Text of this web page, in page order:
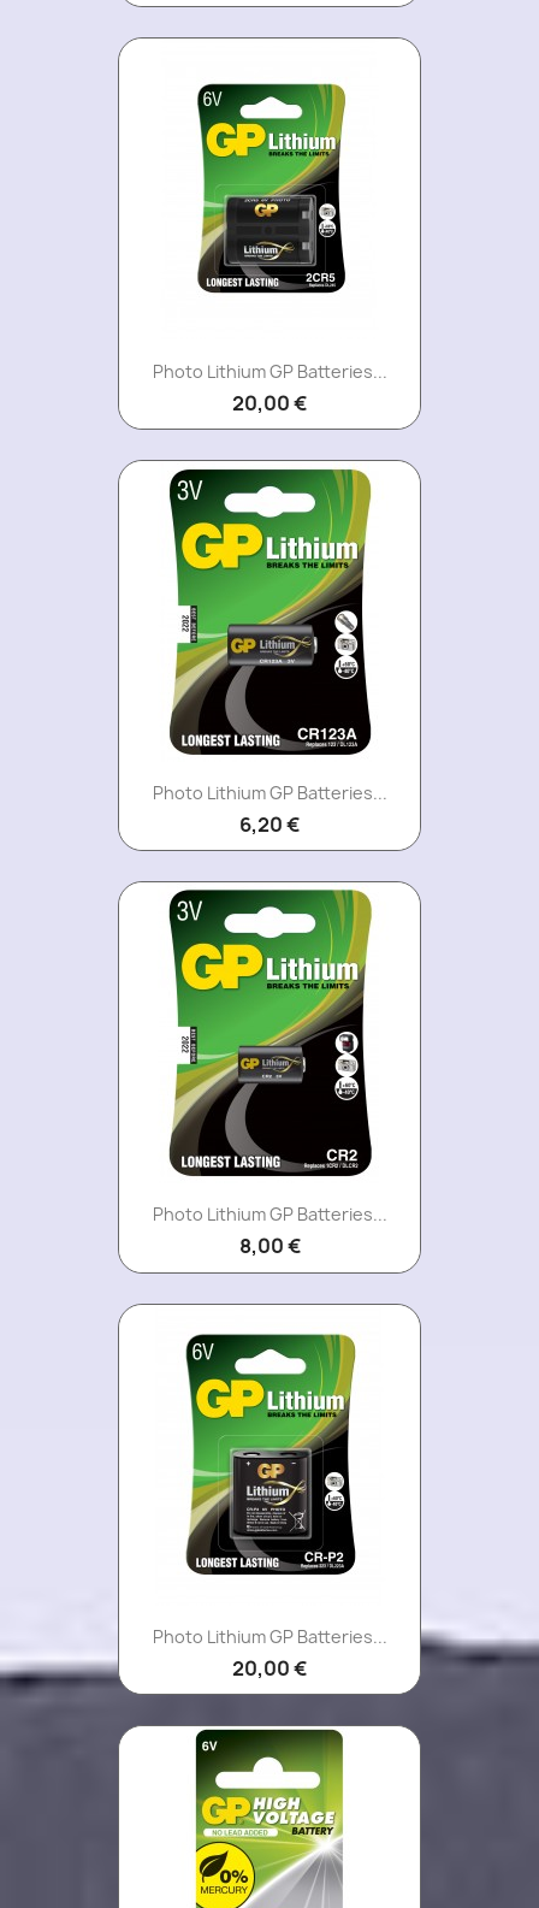
Photo Lithium GP Batteries...
20,00 €
Photo Lithium GP Batteries...
6,20 €
Photo Lithium GP Batteries...
8,00 €
Photo Lithium GP Batteries...
20,00 €